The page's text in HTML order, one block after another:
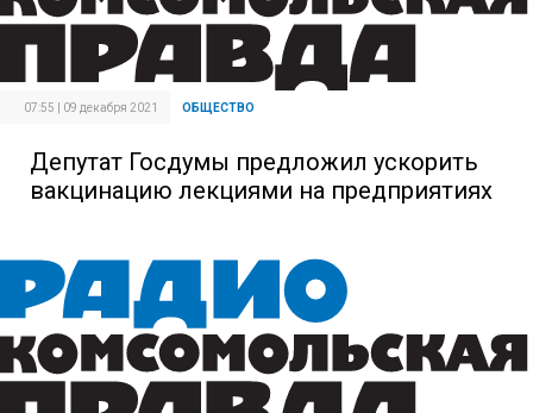
07:55 | 09 декабря 2021 ОБЩЕСТВО
Депутат Госдумы предложил ускорить
вакцинацию лекциями на предприятиях